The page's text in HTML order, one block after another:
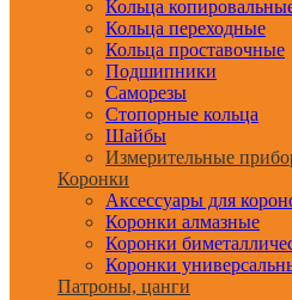
Кольца
Кольца переходные
Кольца проставочные
Подшипники
Саморезы
Стопорные кольца
Шайбы
Измерительные
Коронки
Аксессуары для
Коронки алмазные
Коронки
Коронки
Патроны, цанги